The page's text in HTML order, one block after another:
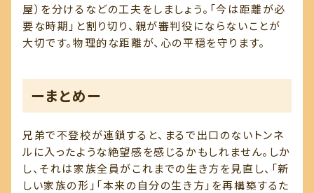
屋）を分けるなどの工夫をしましょう。「今は距離が必
要な時期」と割り切り、親が審判役にならないことが
大切です。物理的な距離が、心の平穏を守ります。
ーまとめー
兄弟で不登校が連鎖すると、まるで出口のないトンネ
ルに入ったような絶望感を感じるかもしれません。しか
し、それは家族全員がこれまでの生き方を見直し、「新
しい家族の形」「本来の自分の生き方」を再構築するた